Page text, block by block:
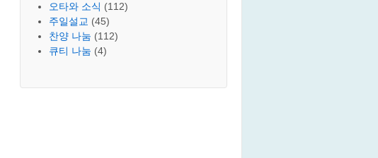
오타와 소식 (112)
주일설교 (45)
찬양 나눔 (112)
큐티 나눔 (4)